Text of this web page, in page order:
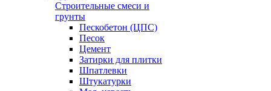
Строительные смеси и
грунты
Пескобетон (ЦПС)
Песок
Цемент
Затирки для плитки
Шпатлевки
Штукатурки